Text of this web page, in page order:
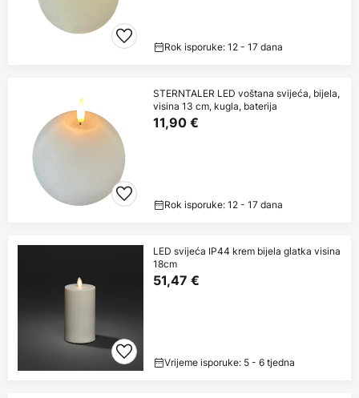
Rok isporuke: 12 - 17 dana
STERNTALER LED voštana svijeća, bijela,
visina 13 cm, kugla, baterija
11,90 €
Rok isporuke: 12 - 17 dana
LED svijeća IP44 krem bijela glatka visina
18cm
51,47 €
Vrijeme isporuke: 5 - 6 tjedna